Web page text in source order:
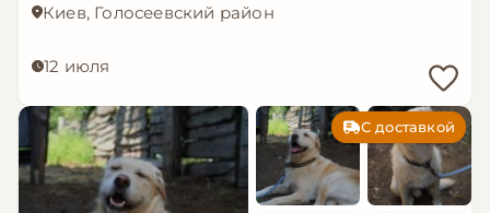
Киев, Голосеевский район
12 июля
С доставкой